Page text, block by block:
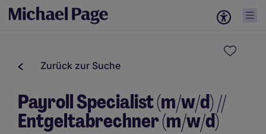
Zurück zur Suche
Payroll Specialist (m/w/d) //
Entgeltabrechner (m/w/d)